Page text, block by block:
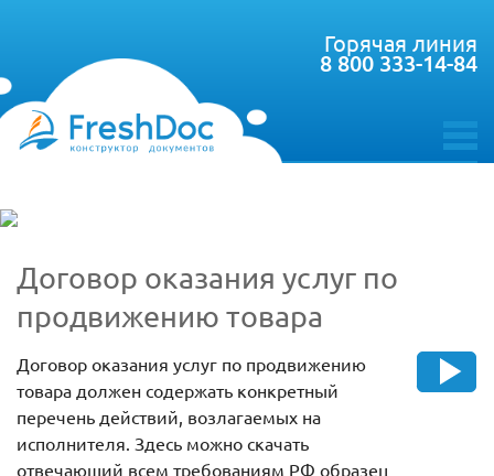
toggle
Горячая линия
8 800 333-14-84
Договор оказания услуг по
продвижению товара
Договор оказания услуг по продвижению
товара должен содержать конкретный
перечень действий, возлагаемых на
исполнителя. Здесь можно скачать
отвечающий всем требованиям РФ образец